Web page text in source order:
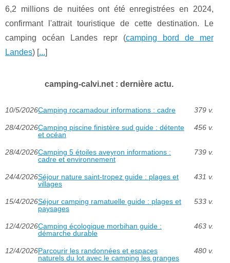
6,2 millions de nuitées ont été enregistrées en 2024,
confirmant l'attrait touristique de cette destination. Le
camping océan Landes repr (camping bord de mer
Landes) [...]
camping-calvi.net : dernière actu.
10/5/2026Camping rocamadour informations : cadre 379 v.
28/4/2026Camping piscine finistère sud guide : détente
et océan
456 v.
28/4/2026Camping 5 étoiles aveyron informations :
cadre et environnement
739 v.
24/4/2026Séjour nature saint-tropez guide : plages et
villages
431 v.
15/4/2026Séjour camping ramatuelle guide : plages et
paysages
533 v.
12/4/2026Camping écologique morbihan guide :
démarche durable
463 v.
12/4/2026Parcourir les randonnées et espaces
naturels du lot avec le camping les granges
480 v.